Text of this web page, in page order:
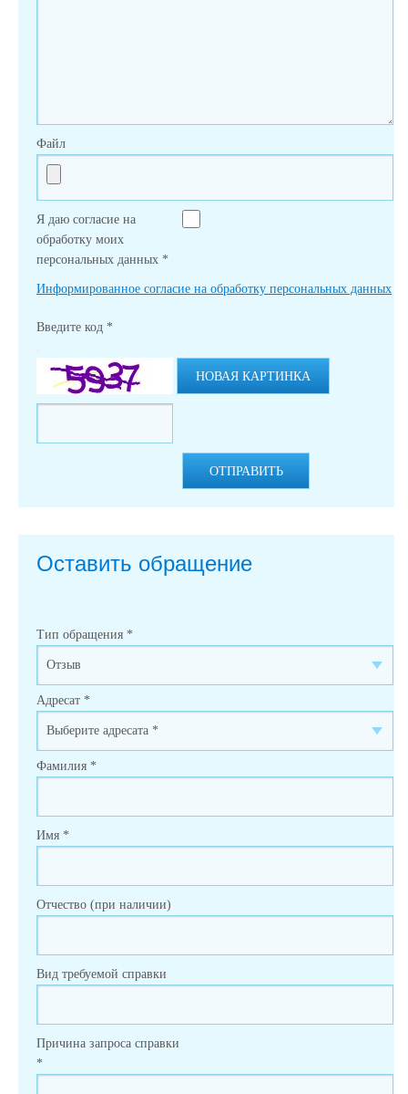
Файл
Я даю согласие на
обработку моих
персональных данных *
Информированное согласие на обработку персональных данных
Введите код *
НОВАЯ КАРТИНКА
ОТПРАВИТЬ
Оставить обращение
Тип обращения *
Адресат *
Фамилия *
Имя *
Отчество (при наличии)
Вид требуемой справки
Причина запроса справки
*